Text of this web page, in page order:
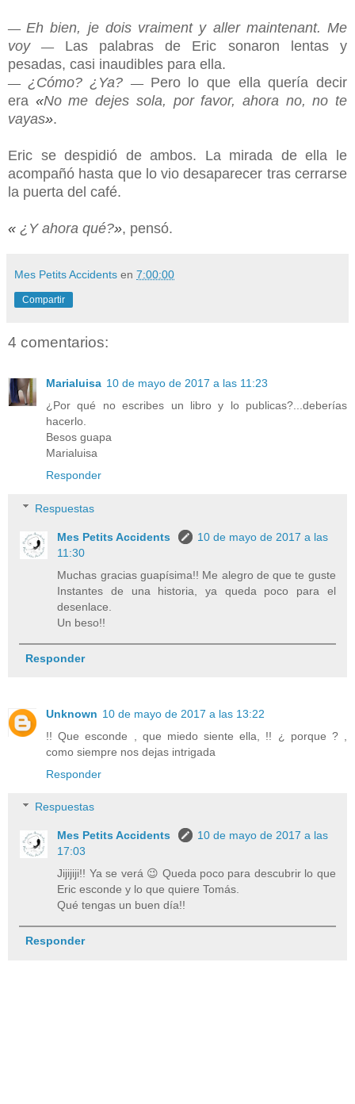
—Eh bien, je dois vraiment y aller maintenant. Me
voy
— Las palabras de Eric sonaron lentas y
pesadas, casi inaudibles para ella.
— ¿Cómo? ¿Ya? — Pero lo que ella quería decir
era «No me dejes sola, por favor, ahora no, no te
vayas».
Eric se despidió de ambos. La mirada de ella le
acompañó hasta que lo vio desaparecer tras cerrarse
la puerta del café.
« ¿Y ahora qué?», pensó.
Mes Petits Accidents en 7:00:00
Compartir
4 comentarios:
Marialuisa 10 de mayo de 2017 a las 11:23
¿Por qué no escribes un libro y lo publicas?...deberías
hacerlo.
Besos guapa
Marialuisa
Responder
Respuestas
Mes Petits Accidents
10 de mayo de 2017 a las
11:30
Muchas gracias guapísima!! Me alegro de que te guste
Instantes de una historia, ya queda poco para el
desenlace.
Un beso!!
Responder
Unknown 10 de mayo de 2017 a las 13:22
!! Que esconde , que miedo siente ella, !! ¿ porque ? ,
como siempre nos dejas intrigada
Responder
Respuestas
Mes Petits Accidents
10 de mayo de 2017 a las
17:03
Jijijiji!! Ya se verá 😉 Queda poco para descubrir lo que
Eric esconde y lo que quiere Tomás.
Qué tengas un buen día!!
Responder